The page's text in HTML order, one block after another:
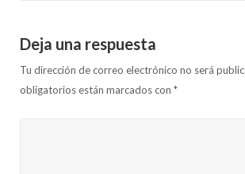
Deja una respuesta
Tu dirección de correo electrónico no será
obligatorios están marcados con *